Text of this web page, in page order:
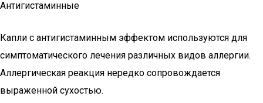
Антигистаминные
Капли с антигистаминным эффектом используются для
симптоматического лечения различных видов аллергии.
Аллергическая реакция нередко сопровождается
выраженной сухостью.